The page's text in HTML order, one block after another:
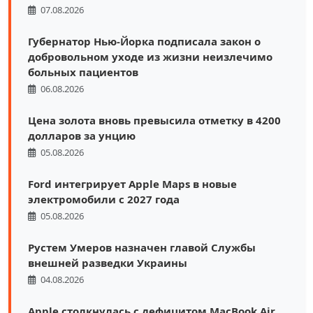
07.08.2026
Губернатор Нью-Йорка подписала закон о
добровольном уходе из жизни неизлечимо
больных пациентов
06.08.2026
Цена золота вновь превысила отметку в 4200
долларов за унцию
05.08.2026
Ford интегрирует Apple Maps в новые
электромобили с 2027 года
05.08.2026
Рустем Умеров назначен главой Службы
внешней разведки Украины
04.08.2026